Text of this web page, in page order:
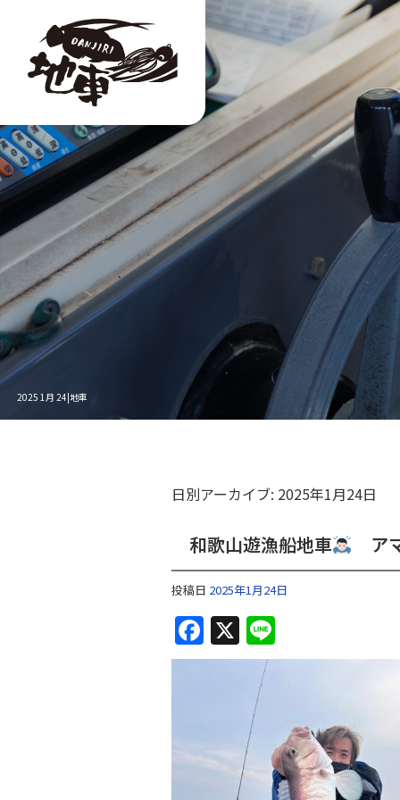
2025 1月 24|地車
日別アーカイブ: 2025年1月24日
和歌山遊漁船地車 ア
投稿日 2025年1月24日
F
a
b
o
X
n